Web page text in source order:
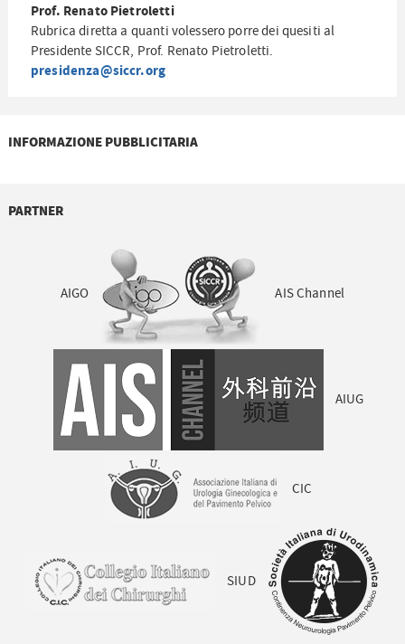
Prof. Renato Pietroletti
Rubrica diretta a quanti volessero porre dei quesiti al
Presidente SICCR, Prof. Renato Pietroletti.
presidenza@siccr.org
INFORMAZIONE PUBBLICITARIA
PARTNER
AIGO AIS Channel
AIUG
CIC
SIUD